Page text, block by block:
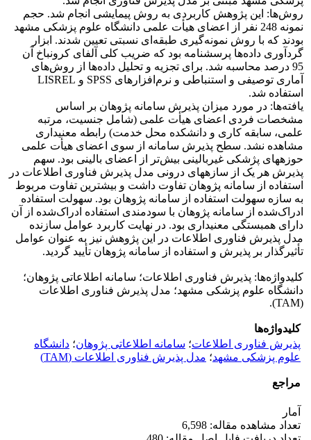
روش‌ها: این پژوهش کاربردی به روش پیمایشی انجام شد. حجم
نمونه‌ 248 نفر از اعضای هیأت علمی دانشگاه علوم پزشکی مشهد
بودند که با روش نمونه‌گیری طبقه‌ای نسبتی تعیین شدند. ابزار
گردآوری داده‌ها پرسشنامه بود که ضریب کلی آلفای کرونباخ آن
95 درصد محاسبه شد. برای تجزیه و تحلیل داده‌ها از روش‌های
آماری توصیفی و استنباطی و نرم‌افزارهای SPSS و LISREL
استفاده شد.
یافته‌ها: در مورد میزان پذیرش سامانه پژوهان بر اساس
مشخصات فردی اعضای هیأت علمی (شامل جنسیت، مرتبه
علمی، سابقه کاری و دانشکده محل خدمت) رابطه معنی‏داری
مشاهده نشد. سطح پذیرش سامانه از سوی اعضای هیأت علمی
حوزه‏های پژشکی غیربالینی بیش‌تر از اعضای بالینی بود. سهم
پذیرش هر یک از سازه‏های درونی مدل پذیرش فناوری اطلاعات در
استفاده از سامانه پژوهان تفاوت داشت و بیش‏ترین تفاوت مربوط
به سازه سهولت استفاده از سامانه پژوهان بود. سهولت استفاده
ادراک‌شده از سامانه پژوهان با سودمندی استفاده ادراک‌شده از آن
دارای همبستگی معنی‏داری بود. در نهایت کاربرد عوامل سازنده
مدل پذیرش فناوری اطلاعات در این پژوهش نیز به عنوان عوامل
تأثیرگذار بر پذیرش و استفاده از سامانه پژوهان تأیید گردید.
کلیدواژه‌ها: پذیرش فناوری اطلاعات؛ سامانه اطلاعاتی پژوهان؛
دانشگاه علوم پزشکی مشهد؛ مدل پذیرش فناوری اطلاعات
(TAM).
کلیدواژه‌ها
پذیرش فناوری اطلاعات؛ سامانه اطلاعاتی پژوهان؛ دانشگاه
علوم پزشکی مشهد؛ مدل پذیرش فناوری اطلاعات (TAM)
مراجع
آمار
تعداد مشاهده مقاله: 6,598